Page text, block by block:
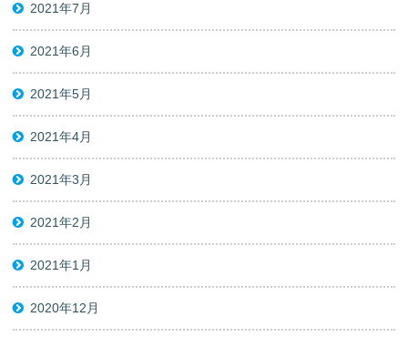
2021年7月
2021年6月
2021年5月
2021年4月
2021年3月
2021年2月
2021年1月
2020年12月